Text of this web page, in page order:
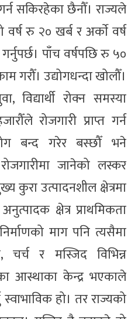
सकिरहेका छैनौँ। राज्यले
रु २० खर्ब र अर्काे वर्ष
पाँच वर्षपछि रु ५०
गरौँ। उद्योगधन्दा खोलौँ।
विद्यार्थी रोक्न समस्या
रोजगारी प्राप्त गर्न
बन्द गरेर बस्छौँ भने
जानेको लस्कर
कुरा उत्पादनशील क्षेत्रमा
क्षेत्र प्राथमिकता
माग पनि त्यसैमा
चर्च र मस्जिद विभिन्न
आस्थाका केन्द्र भएकाले
हो। तर राज्यको